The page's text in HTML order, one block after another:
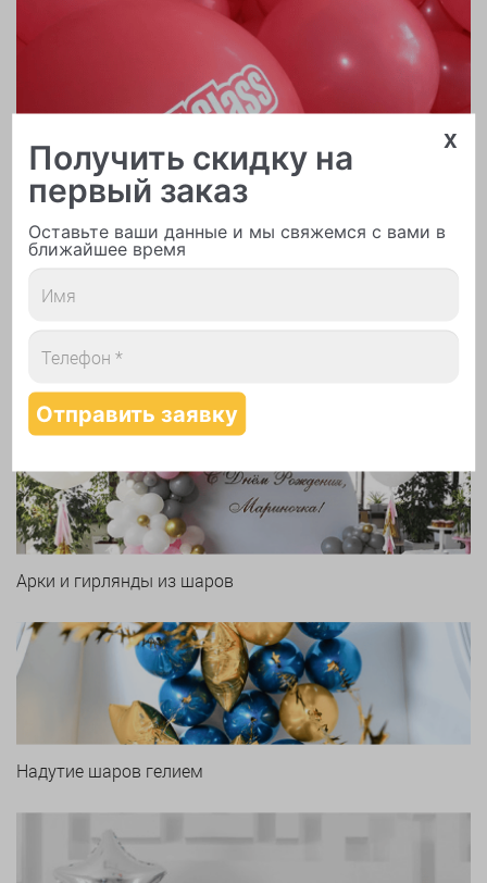
Печать логотипа
Арки и гирлянды из шаров
Надутие шаров гелием
x
Получить скидку на
первый заказ
Оставьте ваши данные и мы свяжемся с вами в
ближайшее время